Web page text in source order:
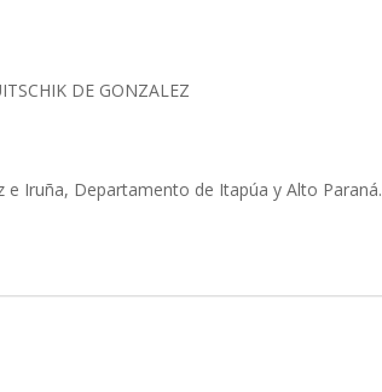
DE GONZALEZ
Iruña, Departamento de Itapúa y Alto Paraná.